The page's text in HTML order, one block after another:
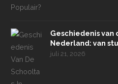
Geschiedenis van
Nederland: van
juli 21, 2026